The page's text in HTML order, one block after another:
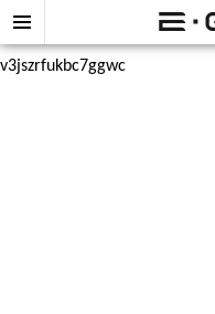
v3jszrfukbc7ggwc